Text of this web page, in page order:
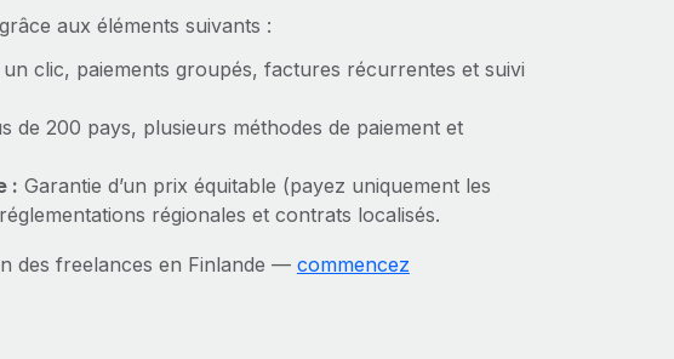
aux éléments suivants :
clic, paiements groupés, factures récurrentes et suivi
de 200 pays, plusieurs méthodes de paiement et
: Garantie d’un prix équitable (payez uniquement les
régionales et contrats localisés.
des freelances en Finlande — commencez